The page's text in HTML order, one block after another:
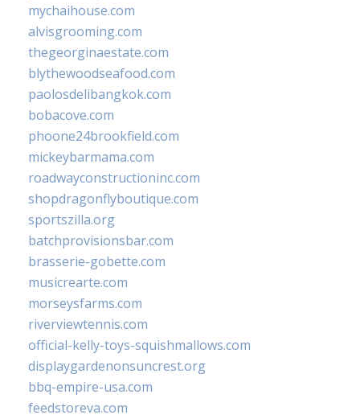
mychaihouse.com
alvisgrooming.com
thegeorginaestate.com
blythewoodseafood.com
paolosdelibangkok.com
bobacove.com
phoone24brookfield.com
mickeybarmama.com
roadwayconstructioninc.com
shopdragonflyboutique.com
sportszilla.org
batchprovisionsbar.com
brasserie-gobette.com
musicrearte.com
morseysfarms.com
riverviewtennis.com
official-kelly-toys-squishmallows.com
displaygardenonsuncrest.org
bbq-empire-usa.com
feedstoreva.com